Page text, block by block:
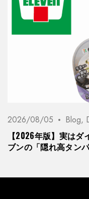
2026/08/05 Blog,
【2026年版】実は
ブンの「隠れ高タン